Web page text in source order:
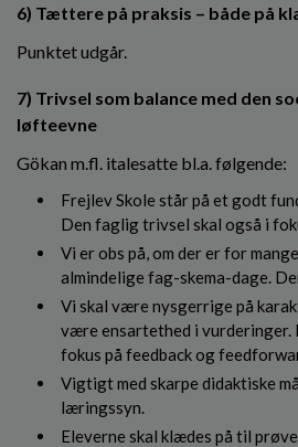
6) Tættere på praksis – både på
Punktet udgår.
7) Trivsel som balance med den
løfteevne
Gökan m.fl. italesatte bl.a. følgende:
Frejlev Skole står på et godt
Den faglig trivsel skal også i
Vi er obs på, om der er for
almindelige fag-skema-dage.
Vi skal være nysgerrige på
være ensartethed i vurderinger.
fokus på feedback og
Vigtigt med skarpe didaktiske
læringssyn.
Eleverne skal klædes på til